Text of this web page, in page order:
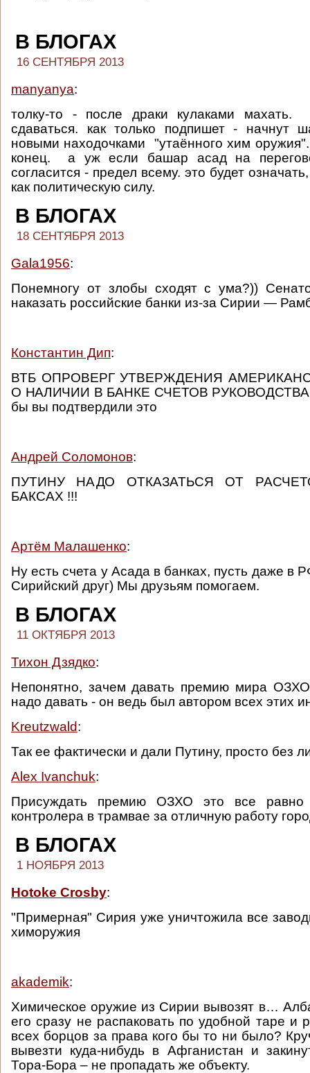
В БЛОГАХ
16 СЕНТЯБРЯ 2013
manyanya:
толку-то - после драки кулаками махать.
сдаваться. как только подпишет - начнут
новыми находочками "утаённого хим
конец. а уж если башар асад на
согласится - предел всему. это будет
как политическую силу.
В БЛОГАХ
18 СЕНТЯБРЯ 2013
Gala1956:
Понемногу от злобы сходят с ума?))
наказать российские банки из-за Сирии —
Константин Дип:
ВТБ ОПРОВЕРГ УТВЕРЖДЕНИЯ
О НАЛИЧИИ В БАНКЕ СЧЕТОВ
бы вы подтвердили это
Андрей Соломонов:
ПУТИНУ НАДО ОТКАЗАТЬСЯ ОТ
БАКСАХ !!!
Артём Малашенко:
Ну есть счета у Асада в банках, пусть даже в
Сирийский друг) Мы друзьям помогаем.
В БЛОГАХ
11 ОКТЯБРЯ 2013
Тихон Дзядко:
Непонятно, зачем давать премию мира
надо давать - он ведь был автором всех этих
Kreutzwald:
Так ее фактически и дали Путину, просто без
Alex Ivanchuk:
Присуждать премию ОЗХО это все равно
контролера в трамвае за отличную работу
В БЛОГАХ
1 НОЯБРЯ 2013
Hotoke Crosby:
"Примерная" Сирия уже уничтожила все
химоружия
akademik:
Химическое оружие из Сирии вывозят в…
его сразу не распаковать по удобной таре и
всех борцов за права кого бы то ни было?
вывезти куда-нибудь в Афганистан и
Тора-Бора – не пропадать же объекту.